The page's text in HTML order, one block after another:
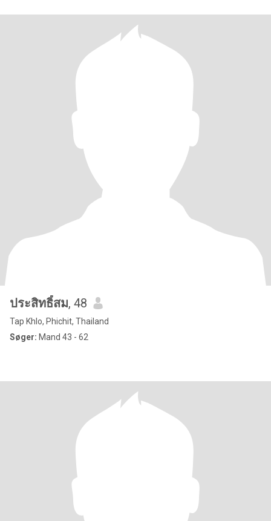
ประสิทธิ์สม, 48
Tap Khlo, Phichit, Thailand
Søger: Mand 43 - 62